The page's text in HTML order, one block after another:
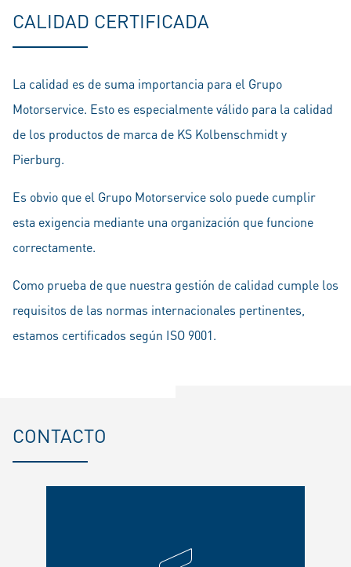
CALIDAD CERTIFICADA
La calidad es de suma importancia para el Grupo
Motorservice. Esto es especialmente válido para la calidad
de los productos de marca de KS Kolbenschmidt y
Pierburg.
Es obvio que el Grupo Motorservice solo puede cumplir
esta exigencia mediante una organización que funcione
correctamente.
Como prueba de que nuestra gestión de calidad cumple los
requisitos de las normas internacionales pertinentes,
estamos certificados según ISO 9001.
CONTACTO